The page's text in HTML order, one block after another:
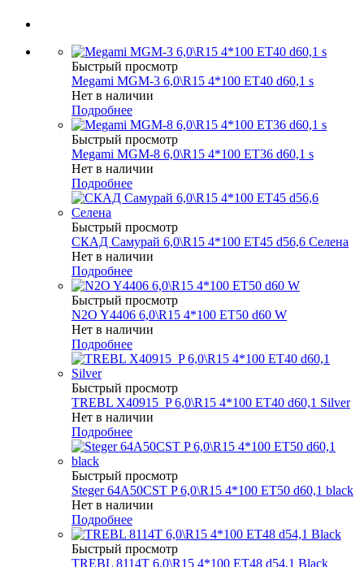
Быстрый просмотр
Megami MGM-3 6,0\R15 4*100 ET40 d60,1 s
Нет в наличии
Подробнее
Быстрый просмотр
Megami MGM-8 6,0\R15 4*100 ET36 d60,1 s
Нет в наличии
Подробнее
Быстрый просмотр
СКАД Самурай 6,0\R15 4*100 ET45 d56,6 Селена
Нет в наличии
Подробнее
Быстрый просмотр
N2O Y4406 6,0\R15 4*100 ET50 d60 W
Нет в наличии
Подробнее
Быстрый просмотр
TREBL X40915_P 6,0\R15 4*100 ET40 d60,1 Silver
Нет в наличии
Подробнее
Быстрый просмотр
Steger 64A50CST P 6,0\R15 4*100 ET50 d60,1 black
Нет в наличии
Подробнее
Быстрый просмотр
TREBL 8114T 6,0\R15 4*100 ET48 d54,1 Black